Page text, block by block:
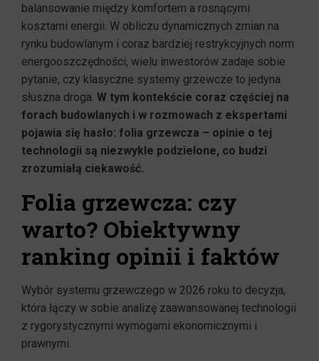
balansowanie między komfortem a rosnącymi
kosztami energii. W obliczu dynamicznych zmian na
rynku budowlanym i coraz bardziej restrykcyjnych norm
energooszczędności, wielu inwestorów zadaje sobie
pytanie, czy klasyczne systemy grzewcze to jedyna
słuszna droga. W tym kontekście coraz częściej na
forach budowlanych i w rozmowach z ekspertami
pojawia się hasło: folia grzewcza – opinie o tej
technologii są niezwykle podzielone, co budzi
zrozumiałą ciekawość.
Folia grzewcza: czy
warto? Obiektywny
ranking opinii i faktów
Wybór systemu grzewczego w 2026 roku to decyzja,
która łączy w sobie analizę zaawansowanej technologii
z rygorystycznymi wymogami ekonomicznymi i
prawnymi.